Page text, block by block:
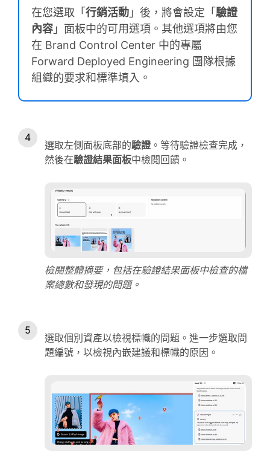
在您選取「行銷活動 」後，將會設定「驗證
內容 」面板中的可用選項。其他選項將由您
在 Brand Control Center 中的專屬
Forward Deployed Engineering 團隊根據
組織的要求和標準填入。
選取左側面板底部的驗證 。等待驗證檢查完成，
然後在驗證結果面板中檢閱回饋。
檢閱整體摘要，包括在驗證結果面板中檢查的檔
案總數和發現的問題。
選取個別資產以檢視標幟的問題。進一步選取問
題編號，以檢視內嵌建議和標幟的原因。